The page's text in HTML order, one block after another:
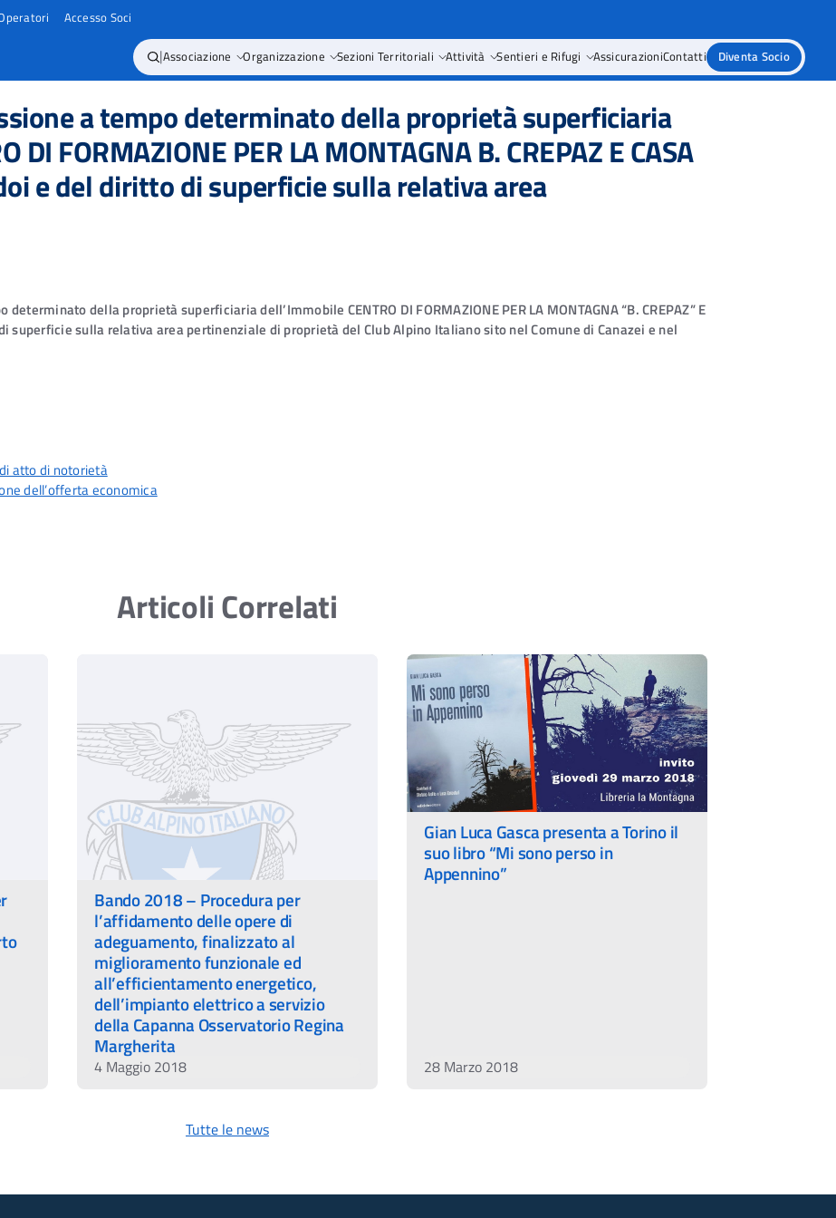
Accesso Soci
|Associazione Organizzazione Sezioni Territoriali Attività Sentieri e Rifugi AssicurazioniContatti Diventa Socio
a tempo determinato della proprietà superficiaria
DI FORMAZIONE PER LA MONTAGNA B. CREPAZ E CASA
e del diritto di superficie sulla relativa area
della proprietà superficiaria dell’Immobile CENTRO DI FORMAZIONE PER LA MONTAGNA “B. CREPAZ” E
superficie sulla relativa area pertinenziale di proprietà del Club Alpino Italiano sito nel Comune di Canazei e nel
atto di notorietà
dell’offerta economica
Articoli Correlati
Bando 2018 – Procedura per
l’affidamento delle opere di
adeguamento, finalizzato al
miglioramento funzionale ed
all’efficientamento energetico,
dell’impianto elettrico a servizio
della Capanna Osservatorio Regina
Margherita
4 Maggio 2018
Gian Luca Gasca presenta a Torino il
suo libro “Mi sono perso in
Appennino”
28 Marzo 2018
Tutte le news